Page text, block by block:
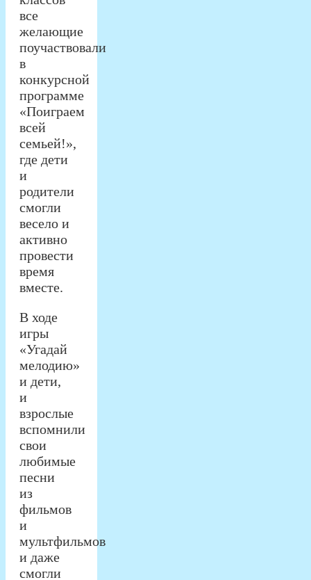
все
желающие
поучаствовали
в
конкурсной
программе
«Поиграем
всей
семьей!»,
где дети
и
родители
смогли
весело и
активно
провести
время
вместе.
В ходе
игры
«Угадай
мелодию»
и дети,
и
взрослые
вспомнили
свои
любимые
песни
из
фильмов
и
мультфильмов
и даже
смогли